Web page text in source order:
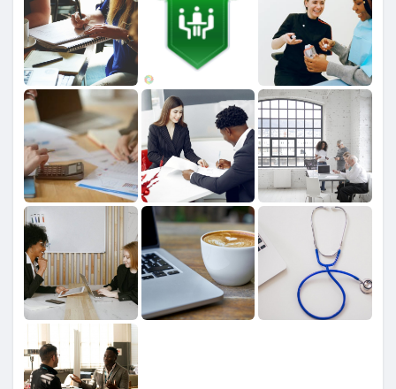
Articles populaires
Découvrir les articles
Financement
Mon financement
Offres
Mes Offres